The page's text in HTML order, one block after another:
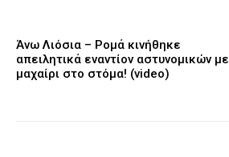
Άνω Λιόσια – Ρομά κινήθηκε
απειλητικά εναντίον αστυνομικών με
μαχαίρι στο στόμα! (video)